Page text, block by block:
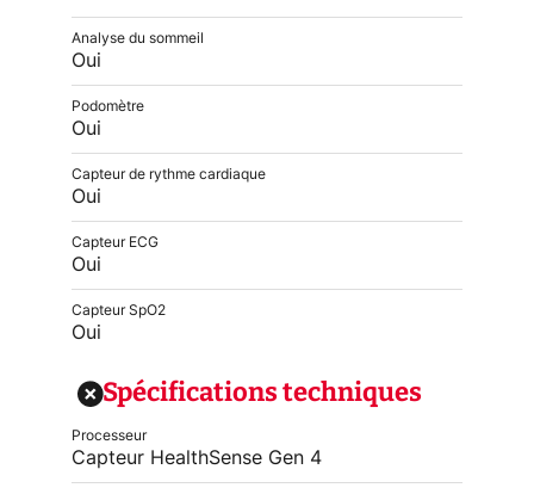
Analyse du sommeil
Oui
Podomètre
Oui
Capteur de rythme cardiaque
Oui
Capteur ECG
Oui
Capteur SpO2
Oui
Spécifications techniques
Processeur
Capteur HealthSense Gen 4